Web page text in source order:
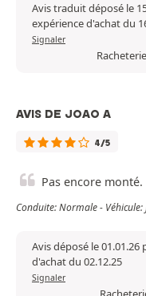
Avis traduit déposé le
expérience d'achat du
Signaler
AVIS DE JOAO A
4/5
Pas encore monté.
Conduite: Normale -
Avis déposé le 01.01.26
d'achat du 02.12.25
Signaler